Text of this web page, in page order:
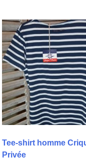
Tee-shirt homme
Privée